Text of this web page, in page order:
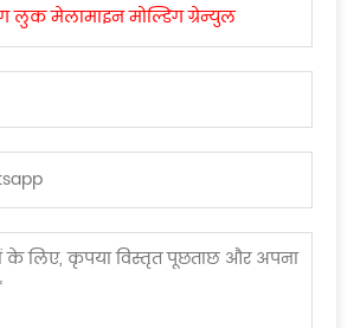
लुक मेलामाइन मोल्डिंग ग्रेन्युल